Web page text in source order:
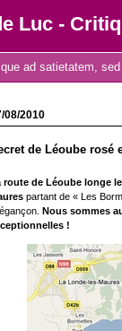
Luc -
ad satietatem,
08/2010
de Léoube rosé
route de Léoube longe
partant de « Les
Nous sommes
!